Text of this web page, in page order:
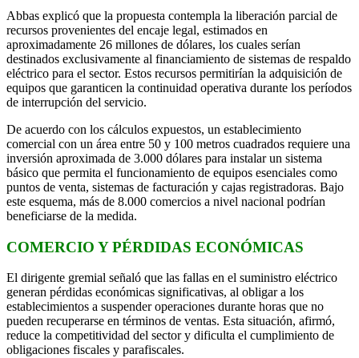
Abbas explicó que la propuesta contempla la liberación parcial de
recursos provenientes del encaje legal, estimados en
aproximadamente 26 millones de dólares, los cuales serían
destinados exclusivamente al financiamiento de sistemas de respaldo
eléctrico para el sector. Estos recursos permitirían la adquisición de
equipos que garanticen la continuidad operativa durante los períodos
de interrupción del servicio.
De acuerdo con los cálculos expuestos, un establecimiento
comercial con un área entre 50 y 100 metros cuadrados requiere una
inversión aproximada de 3.000 dólares para instalar un sistema
básico que permita el funcionamiento de equipos esenciales como
puntos de venta, sistemas de facturación y cajas registradoras. Bajo
este esquema, más de 8.000 comercios a nivel nacional podrían
beneficiarse de la medida.
COMERCIO Y PÉRDIDAS ECONÓMICAS
El dirigente gremial señaló que las fallas en el suministro eléctrico
generan pérdidas económicas significativas, al obligar a los
establecimientos a suspender operaciones durante horas que no
pueden recuperarse en términos de ventas. Esta situación, afirmó,
reduce la competitividad del sector y dificulta el cumplimiento de
obligaciones fiscales y parafiscales.